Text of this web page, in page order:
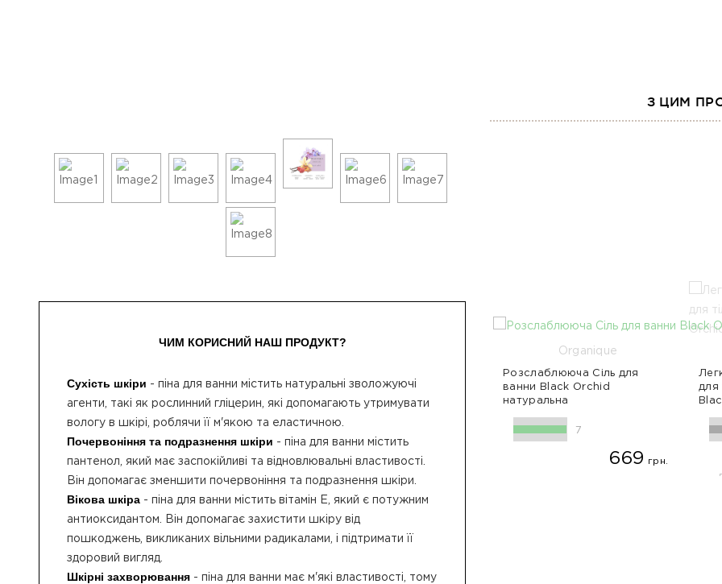
ЧИМ КОРИСНИЙ НАШ ПРОДУКТ?
Сухість шкіри - піна для ванни містить натуральні зволожуючі
агенти, такі як рослинний гліцерин, які допомагають утримувати
вологу в шкірі, роблячи її м'якою та еластичною.
Почервоніння та подразнення шкіри - піна для ванни містить
пантенол, який має заспокійливі та відновлювальні властивості.
Він допомагає зменшити почервоніння та подразнення шкіри.
Вікова шкіра - піна для ванни містить вітамін Е, який є потужним
антиоксидантом. Він допомагає захистити шкіру від
пошкоджень, викликаних вільними радикалами, і підтримати її
здоровий вигляд.
Шкірні захворювання - піна для ванни має м'які властивості, тому
З ЦИМ
Organique
Розслаблююча Сіль для
ванни Black Orchid
натуральна
7
669 грн.
для